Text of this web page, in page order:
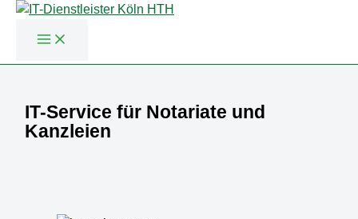
springen
IT-Service für Notariate und
Kanzleien